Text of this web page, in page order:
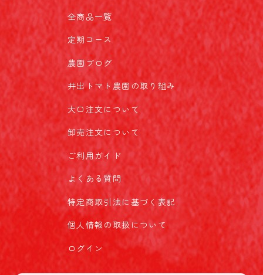
全商品一覧
定期コース
農園ブログ
井出トマト農園の取り組み
大口注文について
卸売注文について
ご利用ガイド
よくある質問
特定商取引法に基づく表記
個人情報の取扱について
ログイン